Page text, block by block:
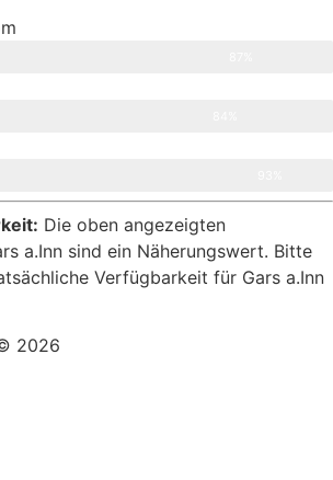
Die oben angezeigten
a.Inn sind ein Näherungswert. Bitte
Verfügbarkeit für Gars a.Inn
2026